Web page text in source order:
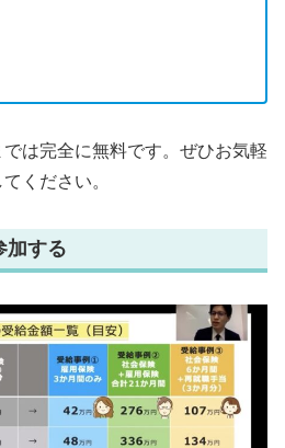
は完全に無料です。ぜひお気軽
ください。
加する